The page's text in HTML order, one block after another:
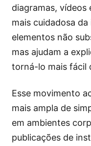
diagramas, vídeos
mais cuidadosa
elementos não
mas ajudam a
torná-lo mais fácil
Esse movimento
mais ampla de
em ambientes
publicações de